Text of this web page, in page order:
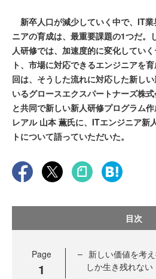
新卒人口が減少していく中で、IT
ニアの育成は、最重要課題の1つだ。
人研修では、加速度的に変化してい
ト、市場に対応できるエンジニアを
回は、そうした流れに対応した新し
いるグロースエクスパートナーズ株
と共同で新しい新人研修プログラム
レアル 山本 薫氏に、ITエンジニア新
トについて語っていただいた。
目次
Page
1
新しい価値を考
しか生き残れない